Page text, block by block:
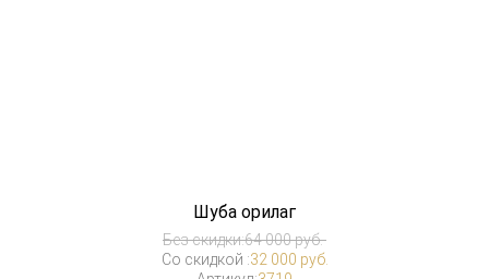
Шуба орилаг
Без скидки:64 000 руб.
Со скидкой :32 000 руб.